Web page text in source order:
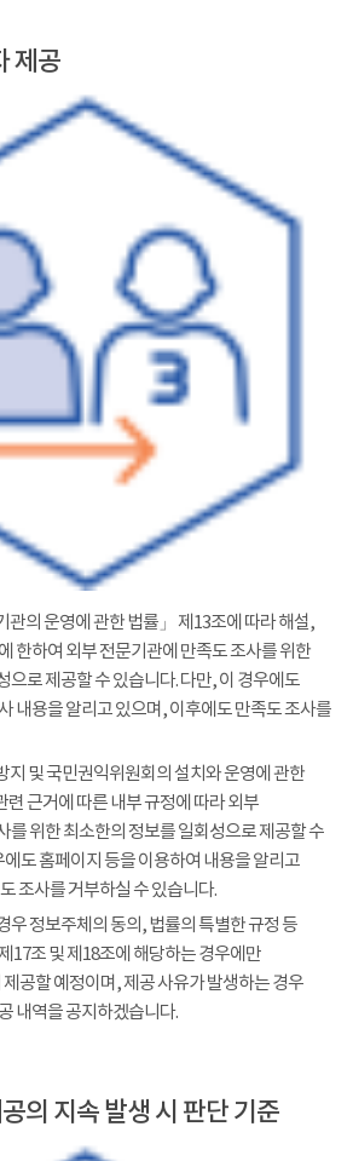
제공
의 운영에 관한 법률」 제13조에 따라 해설,
한하여 외부 전문기관에 만족도 조사를 위한
으로 제공할 수 있습니다. 다만, 이 경우에도
내용을 알리고 있으며, 이후에도 만족도 조사를
및 국민권익위원회의 설치와 운영에 관한
련 근거에 따른 내부 규정에 따라 외부
를 위한 최소한의 정보를 일회성으로 제공할 수
에도 홈페이지 등을 이용하여 내용을 알리고
조사를 거부하실 수 있습니다.
우 정보주체의 동의, 법률의 특별한 규정 등
17조 및 제18조에 해당하는 경우에만
공할 예정이며, 제공 사유가 발생하는 경우
내역을 공지하겠습니다.
의 지속 발생 시 판단 기준